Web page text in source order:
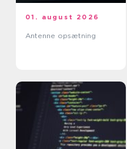
01. august 2026
Antenne opsætning